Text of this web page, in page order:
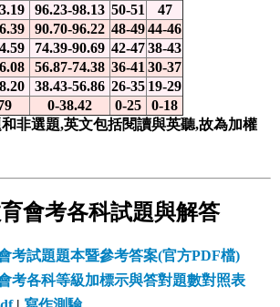
96.23-98.13 50-51
47
90.70-96.22 48-4944-46
74.39-90.69 42-4738-43
56.87-74.38 36-41 30-37
38.43-56.86 26-35 19-29
0-38.42 0-25
0-18
非選題,英文包括閱讀與英聽,故為加權
會考各科試題與解答
考試題題本暨參考答案(官方PDF檔)
考各科等級加標示與答對題數對照表